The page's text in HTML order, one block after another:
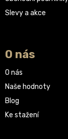
Slevy a akce
O nás
O nás
Naše hodnoty
Blog
Ke stažení